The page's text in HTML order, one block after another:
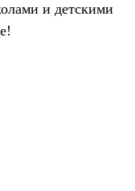
и детскими